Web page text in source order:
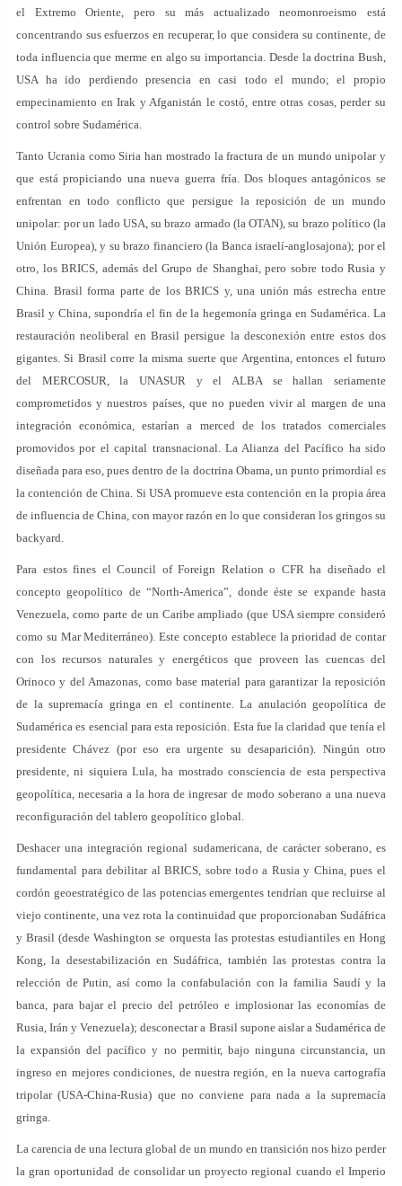
el Extremo Oriente, pero su más actualizado neomonroeismo está
concentrando sus esfuerzos en recuperar, lo que considera su continente, de
toda influencia que merme en algo su importancia. Desde la doctrina Bush,
USA ha ido perdiendo presencia en casi todo el mundo; el propio
empecinamiento en Irak y Afganistán le costó, entre otras cosas, perder su
control sobre Sudamérica.
Tanto Ucrania como Siria han mostrado la fractura de un mundo unipolar y
que está propiciando una nueva guerra fría. Dos bloques antagónicos se
enfrentan en todo conflicto que persigue la reposición de un mundo
unipolar: por un lado USA, su brazo armado (la OTAN), su brazo político (la
Unión Europea), y su brazo financiero (la Banca israelí-anglosajona); por el
otro, los BRICS, además del Grupo de Shanghai, pero sobre todo Rusia y
China. Brasil forma parte de los BRICS y, una unión más estrecha entre
Brasil y China, supondría el fin de la hegemonía gringa en Sudamérica. La
restauración neoliberal en Brasil persigue la desconexión entre estos dos
gigantes. Si Brasil corre la misma suerte que Argentina, entonces el futuro
del MERCOSUR, la UNASUR y el ALBA se hallan seriamente
comprometidos y nuestros países, que no pueden vivir al margen de una
integración económica, estarían a merced de los tratados comerciales
promovidos por el capital transnacional. La Alianza del Pacífico ha sido
diseñada para eso, pues dentro de la doctrina Obama, un punto primordial es
la contención de China. Si USA promueve esta contención en la propia área
de influencia de China, con mayor razón en lo que consideran los gringos su
backyard.
Para estos fines el Council of Foreign Relation o CFR ha diseñado el
concepto geopolítico de “North-America”, donde éste se expande hasta
Venezuela, como parte de un Caribe ampliado (que USA siempre consideró
como su Mar Mediterráneo). Este concepto establece la prioridad de contar
con los recursos naturales y energéticos que proveen las cuencas del
Orinoco y del Amazonas, como base material para garantizar la reposición
de la supremacía gringa en el continente. La anulación geopolítica de
Sudamérica es esencial para esta reposición. Esta fue la claridad que tenía el
presidente Chávez (por eso era urgente su desaparición). Ningún otro
presidente, ni siquiera Lula, ha mostrado consciencia de esta perspectiva
geopolítica, necesaria a la hora de ingresar de modo soberano a una nueva
reconfiguración del tablero geopolítico global.
Deshacer una integración regional sudamericana, de carácter soberano, es
fundamental para debilitar al BRICS, sobre todo a Rusia y China, pues el
cordón geoestratégico de las potencias emergentes tendrían que recluirse al
viejo continente, una vez rota la continuidad que proporcionaban Sudáfrica
y Brasil (desde Washington se orquesta las protestas estudiantiles en Hong
Kong, la desestabilización en Sudáfrica, también las protestas contra la
relección de Putin, así como la confabulación con la familia Saudí y la
banca, para bajar el precio del petróleo e implosionar las economías de
Rusia, Irán y Venezuela); desconectar a Brasil supone aislar a Sudamérica de
la expansión del pacífico y no permitir, bajo ninguna circunstancia, un
ingreso en mejores condiciones, de nuestra región, en la nueva cartografía
tripolar (USA-China-Rusia) que no conviene para nada a la supremacía
gringa.
La carencia de una lectura global de un mundo en transición nos hizo perder
la gran oportunidad de consolidar un proyecto regional cuando el Imperio